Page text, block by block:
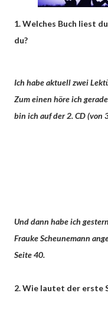
1. Welches Buch liest
du?
Ich habe aktuell zwei
Zum einen höre ich
bin ich auf der 2. CD (von
Und dann habe ich
Frauke Scheunemann
Seite 40.
2. Wie lautet der erste